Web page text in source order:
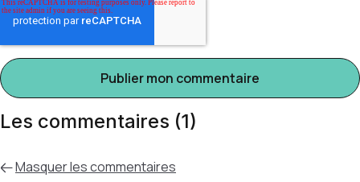
Les commentaires (1)
Masquerles commentaires